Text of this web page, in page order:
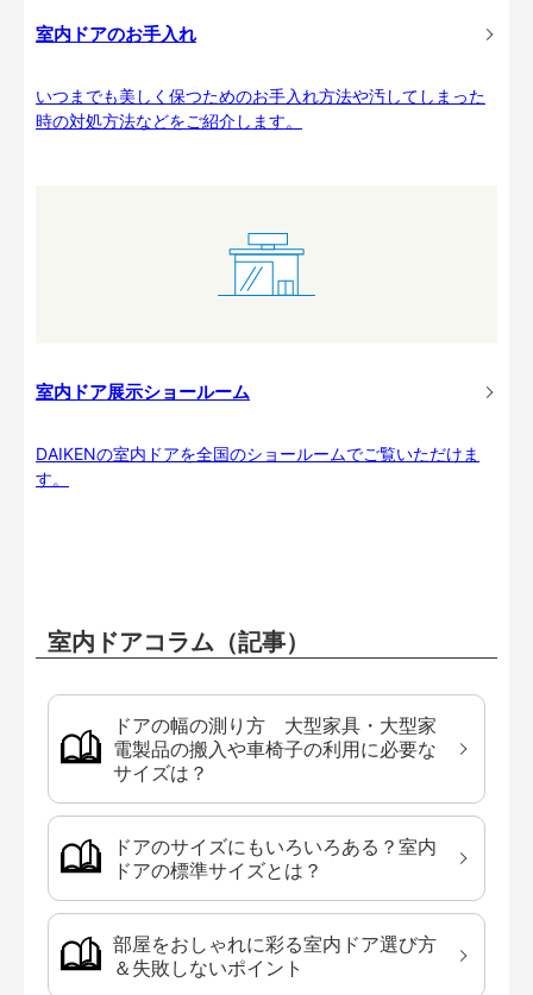
室内ドアのお手入れ
いつまでも美しく保つためのお手入れ方法や汚してしまった
時の対処方法などをご紹介します。
室内ドア展示ショールーム
DAIKENの室内ドアを全国のショールームでご覧いただけま
す。
室内ドアコラム（記事）
ドアの幅の測り方 大型家具・大型家
電製品の搬入や車椅子の利用に必要な
サイズは？
ドアのサイズにもいろいろある？室内
ドアの標準サイズとは？
部屋をおしゃれに彩る室内ドア選び方
＆失敗しないポイント